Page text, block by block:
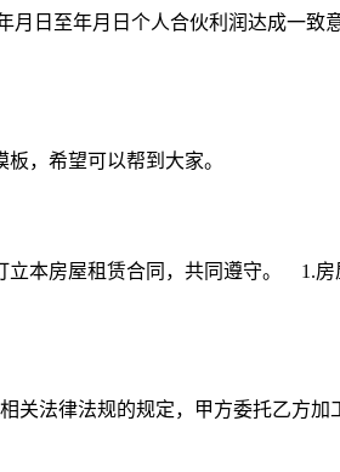
日至年月日个人合伙利润达成一致
，希望可以帮到大家。
立本房屋租赁合同，共同遵守。 1.
律法规的规定，甲方委托乙方加